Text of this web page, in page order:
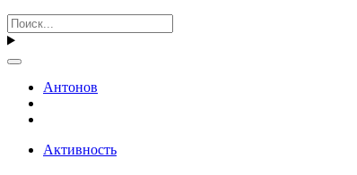
Антонов
Активность